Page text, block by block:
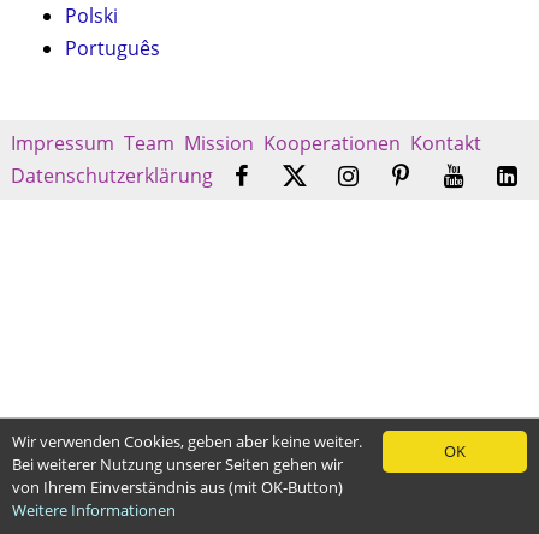
Polski
Português
Impressum Team Mission Kooperationen Kontakt
Datenschutzerklärung
OK
Wir verwenden Cookies, geben aber keine weiter.
Bei weiterer Nutzung unserer Seiten gehen wir
von Ihrem Einverständnis aus (mit OK-Button)
Weitere Informationen